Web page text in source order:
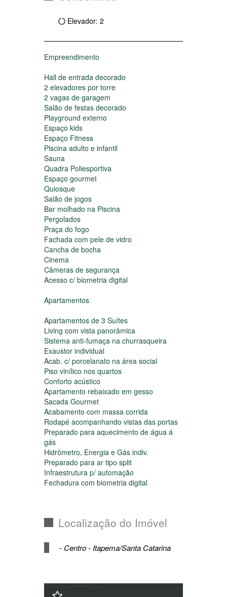
Condomínio
Elevador: 2
Empreendimento
Hall de entrada decorado
2 elevadores por torre
2 vagas de garagem
Salão de festas decorado
Playground externo
Espaço kids
Espaço Fitness
Piscina adulto e infantil
Sauna
Quadra Poliesportiva
Espaço gourmet
Quiosque
Salão de jogos
Bar molhado na Piscina
Pergolados
Praça do fogo
Fachada com pele de vidro
Cancha de bocha
Cinema
Acesso c/ biometria digital
Apartamentos
Apartamentos de 3 Suítes
Living com vista panorâmica
Sistema anti-fumaça na churrasqueira
Exaustor individual
Acab. c/ porcelanato na área social
Piso vinílico nos quartos
Conforto acústico
Apartamento rebaixado em gesso
Sacada Gourmet
Acabamento com massa corrida
Rodapé acompanhando vistas das portas
Preparado para aquecimento de água á
gás
Hidrômetro, Energia e Gás indiv.
Preparado para ar tipo split
Localização do Imóvel